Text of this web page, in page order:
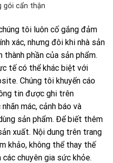
gói cẩn thận
tôi luôn cố gắng đảm
xác, nhưng đôi khi nhà sản
phần của sản phẩm.
tế có thể khác biệt với
Chúng tôi khuyến cáo
tin được ghi trên
mác, cảnh báo và
sản phẩm. Để biết thêm
xuất. Nội dung trên trang
khảo, không thể thay thế
chuyên gia sức khỏe.